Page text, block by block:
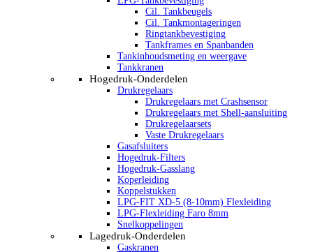
Cil. Tankbeugels
Cil. Tankmontageringen
Ringtankbevestiging
Tankframes en Spanbanden
Tankinhoudsmeting en weergave
Tankkranen
Hogedruk-Onderdelen
Drukregelaars
Drukregelaars met Crashsensor
Drukregelaars met Shell-aansluiting
Drukregelaarsets
Vaste Drukregelaars
Gasafsluiters
Hogedruk-Filters
Hogedruk-Gasslang
Koperleiding
Koppelstukken
LPG-FIT XD-5 (8-10mm) Flexleiding
LPG-Flexleiding Faro 8mm
Snelkoppelingen
Lagedruk-Onderdelen
Gaskranen